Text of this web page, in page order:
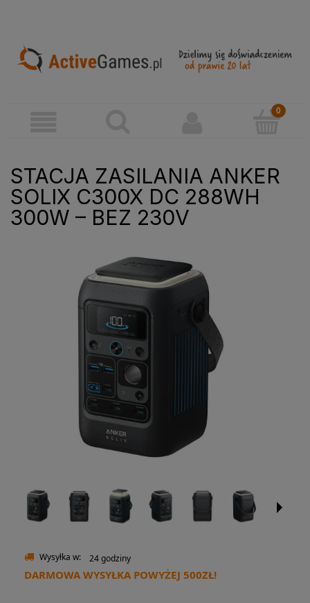
STACJA ZASILANIA ANKER
SOLIX C300X DC 288WH
300W – BEZ 230V
Wysyłka w: 24 godziny
DARMOWA WYSYŁKA POWYŻEJ 500ZŁ!